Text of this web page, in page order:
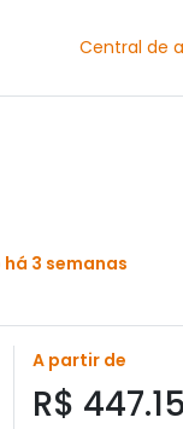
Central de
3 semanas
A partir de
R$